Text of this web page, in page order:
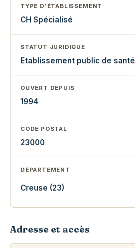
TYPE D'ÉTABLISSEMENT
CH Spécialisé
STATUT JURIDIQUE
Etablissement public de santé
OUVERT DEPUIS
1994
CODE POSTAL
23000
DÉPARTEMENT
Creuse (23)
Adresse et accès